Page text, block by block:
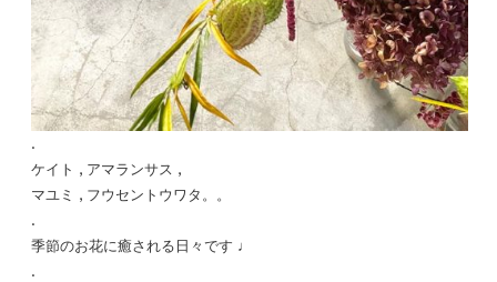
.
ケイト , アマランサス ,
マユミ , フウセントウワタ。。
.
季節のお花に癒される日々です ♩
.